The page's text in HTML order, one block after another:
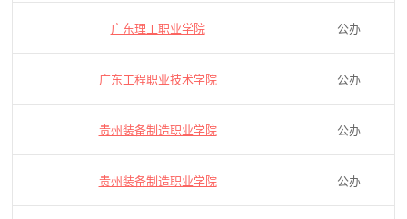
广东理工职业学院 公办
广东工程职业技术学院 公办
贵州装备制造职业学院 公办
贵州装备制造职业学院 公办